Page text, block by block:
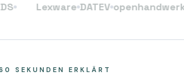
Lexware DATEV openhandwerk
SEKUNDEN ERKLÄRT